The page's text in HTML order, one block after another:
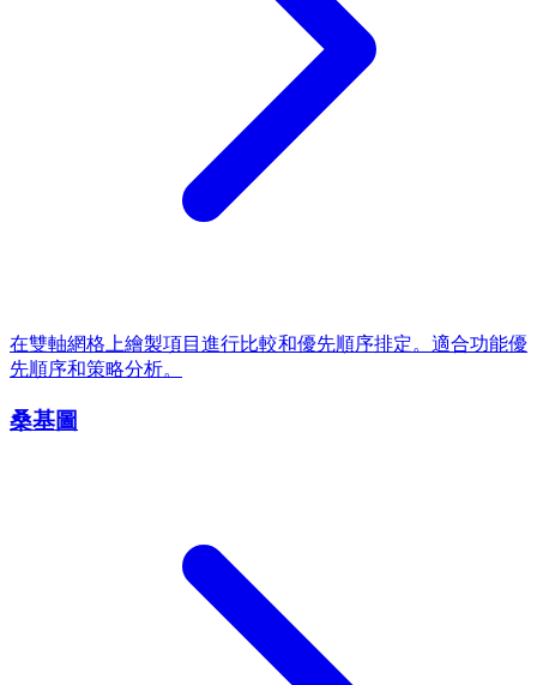
在雙軸網格上繪製項目進行比較和優先順序排定。適合功能優
先順序和策略分析。
桑基圖